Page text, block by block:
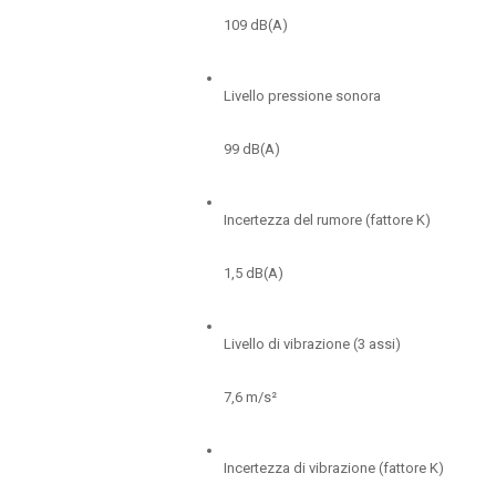
109 dB(A)
Livello pressione sonora
99 dB(A)
Incertezza del rumore (fattore K)
1,5 dB(A)
Livello di vibrazione (3 assi)
7,6 m/s²
Incertezza di vibrazione (fattore K)